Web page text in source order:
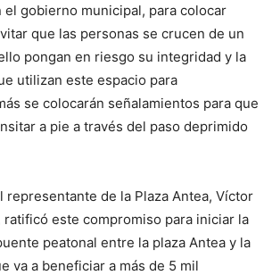
el gobierno municipal, para colocar
que las personas se crucen de un
pongan en riesgo su integridad y la
utilizan este espacio para
se colocarán señalamientos para que
a pie a través del paso deprimido
representante de la Plaza Antea, Víctor
ratificó este compromiso para iniciar la
peatonal entre la plaza Antea y la
va a beneficiar a más de 5 mil